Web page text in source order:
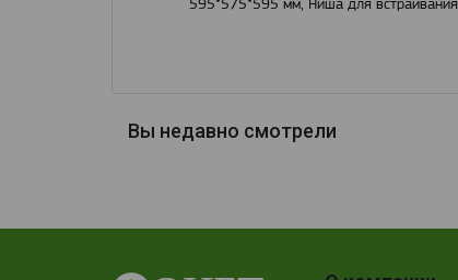
595*575*595 мм, Ниша для
Вы недавно смотрели